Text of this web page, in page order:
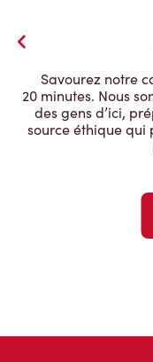
Savourez notre
20 minutes. Nous
des gens d’ici,
source éthique